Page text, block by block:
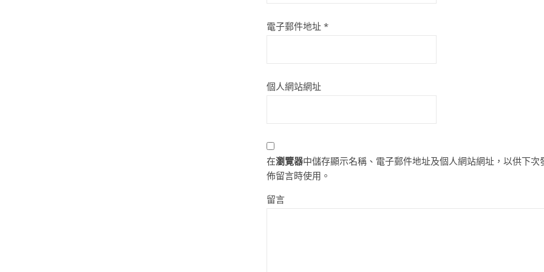
電子郵件地址 *
個人網站網址
在瀏覽器中儲存顯示名稱、電子郵件地址及個人網站網址，以供下次
佈留言時使用。
留言